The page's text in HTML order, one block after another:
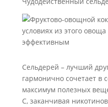
Сельдерей – лучший
гармонично сочетает в
максимум полезных
C, заканчивая